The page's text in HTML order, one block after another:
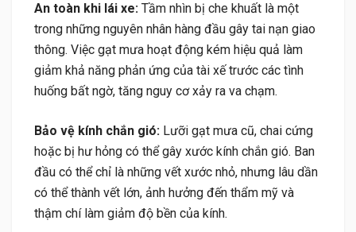
An toàn khi lái xe: Tầm nhìn bị che khuất là một
trong những nguyên nhân hàng đầu gây tai nạn giao
thông. Việc gạt mưa hoạt động kém hiệu quả làm
giảm khả năng phản ứng của tài xế trước các tình
huống bất ngờ, tăng nguy cơ xảy ra va chạm.
Bảo vệ kính chắn gió: Lưỡi gạt mưa cũ, chai cứng
hoặc bị hư hỏng có thể gây xước kính chắn gió. Ban
đầu có thể chỉ là những vết xước nhỏ, nhưng lâu dần
có thể thành vết lớn, ảnh hưởng đến thẩm mỹ và
thậm chí làm giảm độ bền của kính.